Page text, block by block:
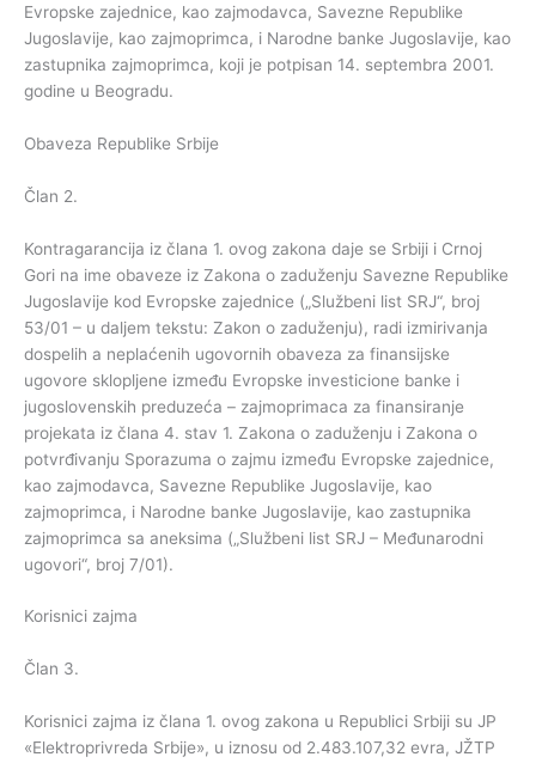
Evropske zajednice, kao zajmodavca, Savezne Republike
Jugoslavije, kao zajmoprimca, i Narodne banke Jugoslavije, kao
zastupnika zajmoprimca, koji je potpisan 14. septembra 2001.
godine u Beogradu.
Obaveza Republike Srbije
Član 2.
Kontragarancija iz člana 1. ovog zakona daje se Srbiji i Crnoj
Gori na ime obaveze iz Zakona o zaduženju Savezne Republike
Jugoslavije kod Evropske zajednice („Službeni list SRJ“, broj
53/01 – u daljem tekstu: Zakon o zaduženju), radi izmirivanja
dospelih a neplaćenih ugovornih obaveza za finansijske
ugovore sklopljene između Evropske investicione banke i
jugoslovenskih preduzeća – zajmoprimaca za finansiranje
projekata iz člana 4. stav 1. Zakona o zaduženju i Zakona o
potvrđivanju Sporazuma o zajmu između Evropske zajednice,
kao zajmodavca, Savezne Republike Jugoslavije, kao
zajmoprimca, i Narodne banke Jugoslavije, kao zastupnika
zajmoprimca sa aneksima („Službeni list SRJ – Međunarodni
ugovori“, broj 7/01).
Korisnici zajma
Član 3.
Korisnici zajma iz člana 1. ovog zakona u Republici Srbiji su JP
«Elektroprivreda Srbije», u iznosu od 2.483.107,32 evra, JŽTP